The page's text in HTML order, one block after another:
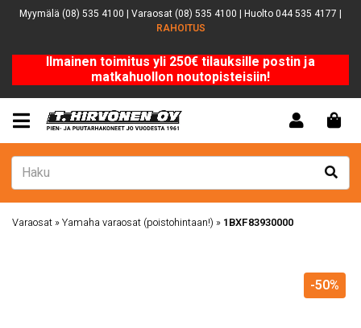
Myymälä (08) 535 4100 | Varaosat (08) 535 4100 | Huolto 044 535 4177 |
RAHOITUS
Ilmainen toimitus yli 250€ tilauksille postin ja
matkahuollon noutopisteisiin!
Varaosat »Yamaha varaosat (poistohintaan!) » 1BXF83930000
-50%